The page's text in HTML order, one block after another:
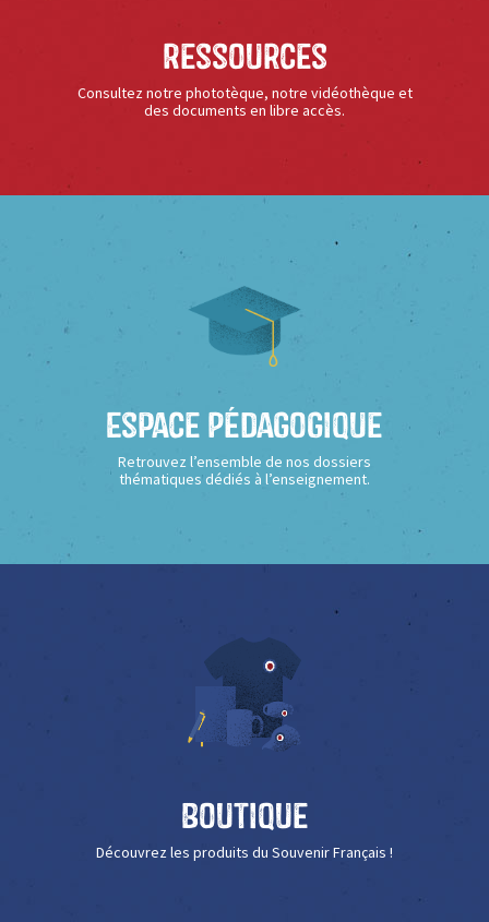
Ressources
Consultez notre phototèque, notre vidéothèque et
des documents en libre accès.
Espace Pédagogique
Retrouvez l’ensemble de nos dossiers
thématiques dédiés à l’enseignement.
Boutique
Découvrez les produits du Souvenir Français !